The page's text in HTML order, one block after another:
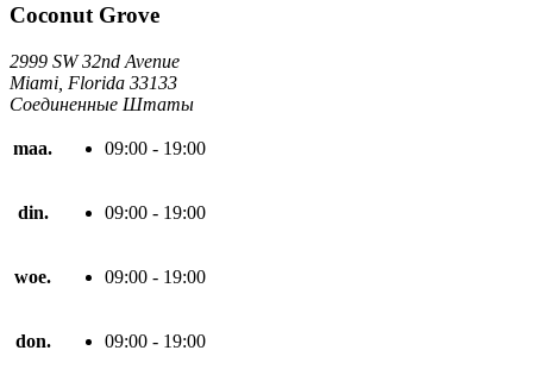
Coconut Grove
2999 SW 32nd Avenue
Miami, Florida 33133
Соединенные Штаты
maa. 09:00 - 19:00
din. 09:00 - 19:00
woe. 09:00 - 19:00
don. 09:00 - 19:00